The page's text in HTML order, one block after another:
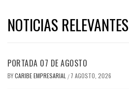
NOTICIAS RELEVANTES
PORTADA 07 DE AGOSTO
BYCARIBE EMPRESARIAL / 7 AGOSTO, 2026